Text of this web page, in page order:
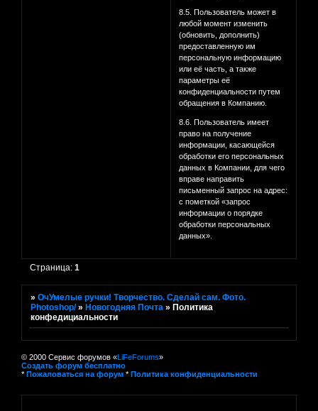
8.5. Пользователь может в
любой момент изменить
(обновить, дополнить)
предоставленную им
персональную информацию
или её часть, а также
параметры её
конфиденциальности путем
обращения в Компанию.
8.6. Пользователь имеет
право на получение
информации, касающейся
обработки его персональных
данных в Компании, для чего
вправе направить
письменный запрос на адрес:
с пометкой «запрос
информации о порядке
обработки персональных
данных».
Страница:1
»ОчУмелые ручки! Творчество. Сделай сам. Фото.
Photoshop/ »Новогодняя Почта »Политика
конфедициальности
© 2000 Сервис форумов «LiFeForums»
Создать форум бесплатно
* Пожаловаться на форум * Политика конфиденциальности